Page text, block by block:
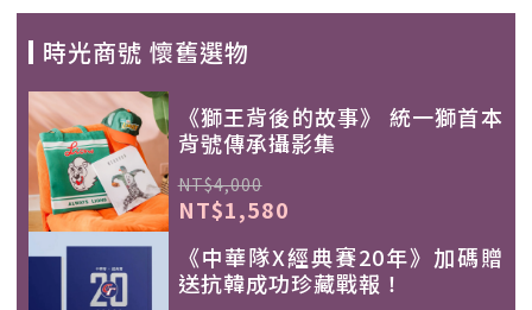
時光商號 懷舊選物
《獅王背後的故事》 統一獅首本
背號傳承攝影集
NT$4,000
NT$1,580
《中華隊X經典賽20年》加碼贈
送抗韓成功珍藏戰報！